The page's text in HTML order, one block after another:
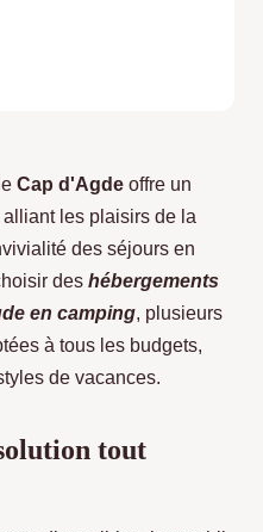
Cap d'Agde offre un
les plaisirs de la
des séjours en
des hébergements
en camping, plusieurs
à tous les budgets,
de vacances.
tout